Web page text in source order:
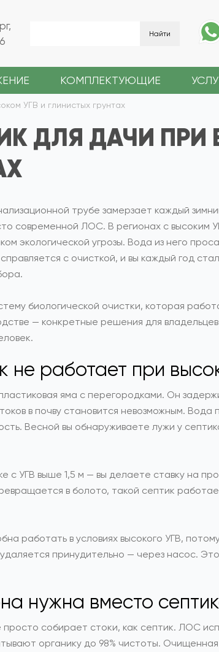
КОМПЛЕКТУЮЩИЕ
УГВ и глинистых грунтах
ДЛЯ ДАЧИ
трубе замерзает каждый
современной ЛОС. В регионах с высоким
экологической угрозы. Вода из него
с очисткой, и вы каждый год
биологической очистки, которая
— конкретные решения для
не работает при
яма с перегородками. Он
в почву становится невозможным.
Весной вы обнаруживаете лужи у
с УГВ выше 1,5 м — вы делаете ставку на
в болото, такой септик
работать в условиях высокого УГВ,
принудительно — через насос.
нужна вместо
собирает стоки, как септик. ЛОС
органику до 98% чистоты.